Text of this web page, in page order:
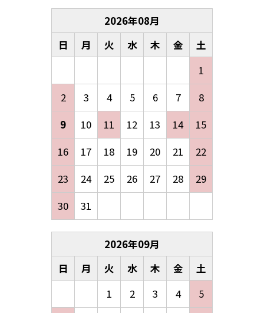
2026年08月
日
月 火 水 木 金
土
1
2
3 4 5 6 7
8
9
10 11 12 13 14
15
16
17 18 19 20 21
22
23
24 25 26 27 28
29
30
31
2026年09月
日
月 火 水 木 金
土
1
2 3 4 5